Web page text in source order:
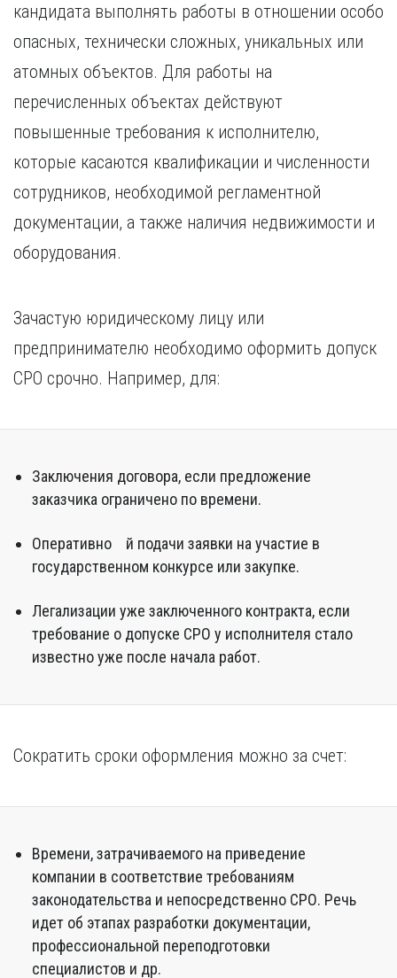
кандидата выполнять работы в отношении особо
опасных, технически сложных, уникальных или
атомных объектов. Для работы на
перечисленных объектах действуют
повышенные требования к исполнителю,
которые касаются квалификации и численности
сотрудников, необходимой регламентной
документации, а также наличия недвижимости и
оборудования.
Зачастую юридическому лицу или
предпринимателю необходимо оформить допуск
СРО срочно. Например, для:
Заключения договора, если предложение
заказчика ограничено по времени.
Оперативно й подачи заявки на участие в
государственном конкурсе или закупке.
Легализации уже заключенного контракта, если
требование о допуске СРО у исполнителя стало
известно уже после начала работ.
Сократить сроки оформления можно за счет:
Времени, затрачиваемого на приведение
компании в соответствие требованиям
законодательства и непосредственно СРО. Речь
идет об этапах разработки документации,
профессиональной переподготовки
специалистов и др.